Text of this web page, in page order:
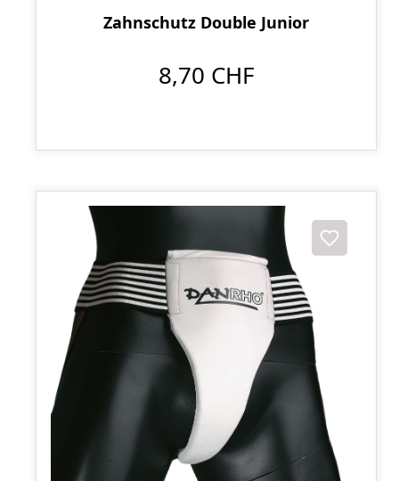
Zahnschutz Double Junior
8,70 CHF